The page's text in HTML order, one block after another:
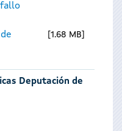
1.68 MB
Deputación de